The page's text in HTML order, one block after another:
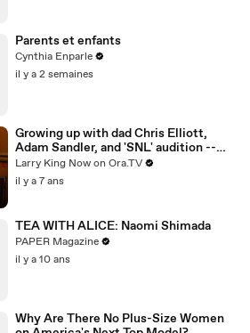
Parents et enfants
Cynthia Enparle
il y a 2 semaines
Growing up with dad Chris Elliott,
Adam Sandler, and 'SNL' audition --
Abby Elliott answers your social media
questions
Larry King Now on Ora.TV
il y a 7 ans
TEA WITH ALICE: Naomi Shimada
PAPER Magazine
il y a 10 ans
Why Are There No Plus-Size Women